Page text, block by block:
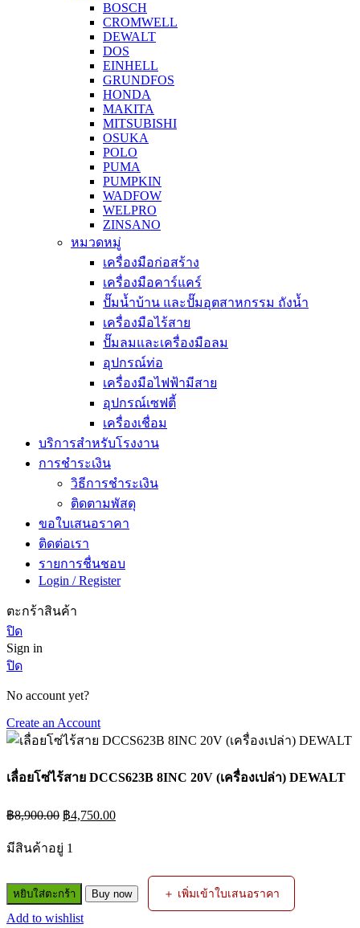
BOSCH
CROMWELL
DEWALT
DOS
EINHELL
GRUNDFOS
HONDA
MAKITA
MITSUBISHI
OSUKA
POLO
PUMA
PUMPKIN
WADFOW
WELPRO
ZINSANO
หมวดหมู่
เครื่องมือก่อสร้าง
เครื่องมือคาร์แคร์
ปั๊มน้ำบ้าน และปั๊มอุตสาหกรรม ถังน้ำ
เครื่องมือไร้สาย
ปั๊มลมและเครื่องมือลม
อุปกรณ์ท่อ
เครื่องมือไฟฟ้ามีสาย
อุปกรณ์เซฟตี้
เครื่องเชื่อม
บริการสำหรับโรงงาน
การชำระเงิน
วิธีการชำระเงิน
ติดตามพัสดุ
ขอใบเสนอราคา
ติดต่อเรา
รายการชื่นชอบ
Login / Register
ตะกร้าสินค้า
ปิด
Sign in
ปิด
No account yet?
Create an Account
เลื่อยโซ่ไร้สาย DCCS623B 8INC 20V (เครื่องเปล่า) DEWALT
฿8,900.00 Original
price
was:
฿8,900.00.
฿4,750.00Current
price
มีสินค้าอยู่ 1
จำนวน
เลื่อย
โซ่
หยิบใส่ตะกร้า Buy now ＋ เพิ่มเข้าใบเสนอราคา
Add to wishlist